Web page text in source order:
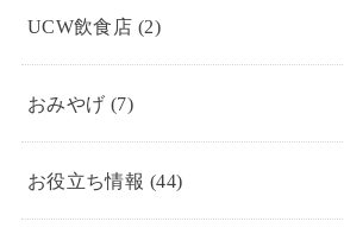
UCW飲食店 (2)
おみやげ (7)
お役立ち情報 (44)